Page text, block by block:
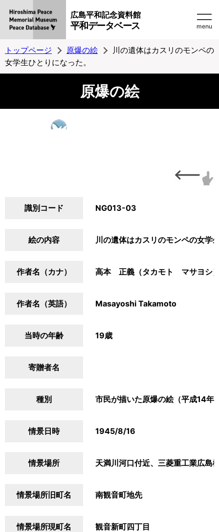
広島平和記念資料館
平和データベース menu
トップページ 原爆の絵
川の遺体はカスリのモンペの
女学生ひとりになった。
原爆の絵
識別コード NG013-03
絵の内容 川の遺体はカスリのモンペの女学
作者名（カナ） 高本 正義（タカモト マサヨシ
作者名（英語） Masayoshi Takamoto
当時の年齢 19歳
寄贈者名
種別 市民が描いた原爆の絵（平成14年
情景日時 1945/8/16
情景場所 天満川河口付近、三菱重工業広島
情景場所旧町名 南観音町地先
情景場所現町名 観音新町四丁目